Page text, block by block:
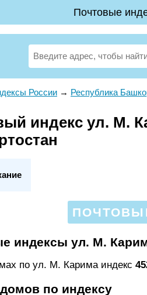
Почтовые
России → Республика
индекс ул. М.
индексы ул. М.
по ул. М. Карима индекс
по индексу